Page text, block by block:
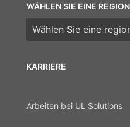
KARRIERE
Arbeiten bei UL Solutions
WÄHLEN SIE EINE REGION
Wählen Sie eine Region